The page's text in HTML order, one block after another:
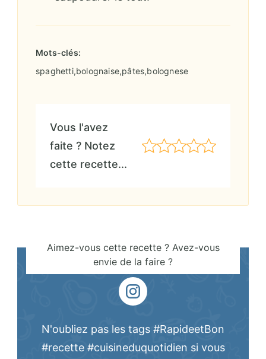
Mots-clés:
spaghetti,bolognaise,pâtes,bolognese
Vous l'avez
faite ? Notez
cette recette...
Aimez-vous cette recette ? Avez-vous
envie de la faire ?
N'oubliez pas les tags #RapideetBon
#recette #cuisineduquotidien si vous